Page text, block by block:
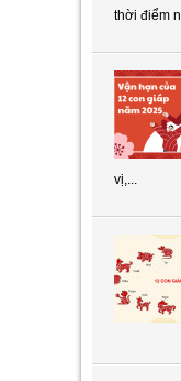
thời điểm
vị,...